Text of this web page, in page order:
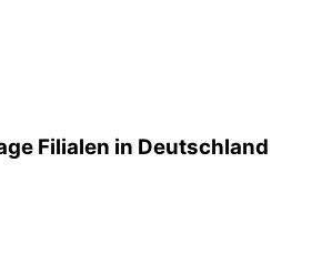
Filialen in Deutschland